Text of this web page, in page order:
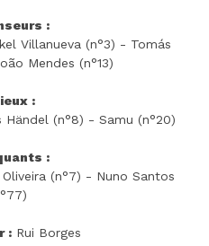
:
Villanueva (n°3) - Tomás
Mendes (n°13)
:
Händel (n°8) - Samu (n°20)
:
(n°7) - Nuno Santos
:Rui Borges